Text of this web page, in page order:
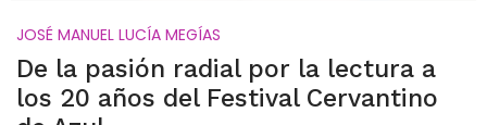
JOSÉ MANUEL LUCÍA MEGÍAS
De la pasión radial por la lectura a
los 20 años del Festival Cervantino